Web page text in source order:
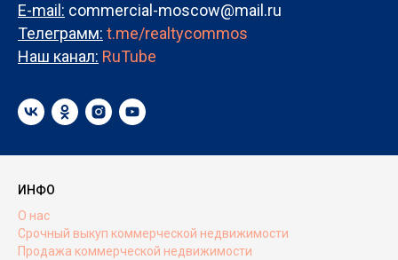
E-mail: commercial-moscow@mail.ru
Телеграмм: t.me/realtycommos
Наш канал: RuTube
ИНФО
О нас
Срочный выкуп коммерческой недвижимости
Продажа коммерческой недвижимости